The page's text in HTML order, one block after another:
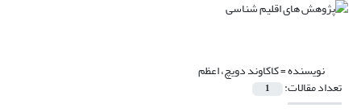
نویسنده =کاکاوند دویچ، اعظم
تعداد مقالات: 1